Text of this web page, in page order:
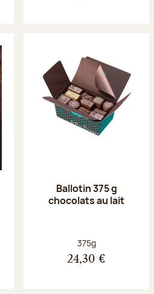
Ballotin 375 g
chocolats au lait
Poids net :
375g
24,30 €